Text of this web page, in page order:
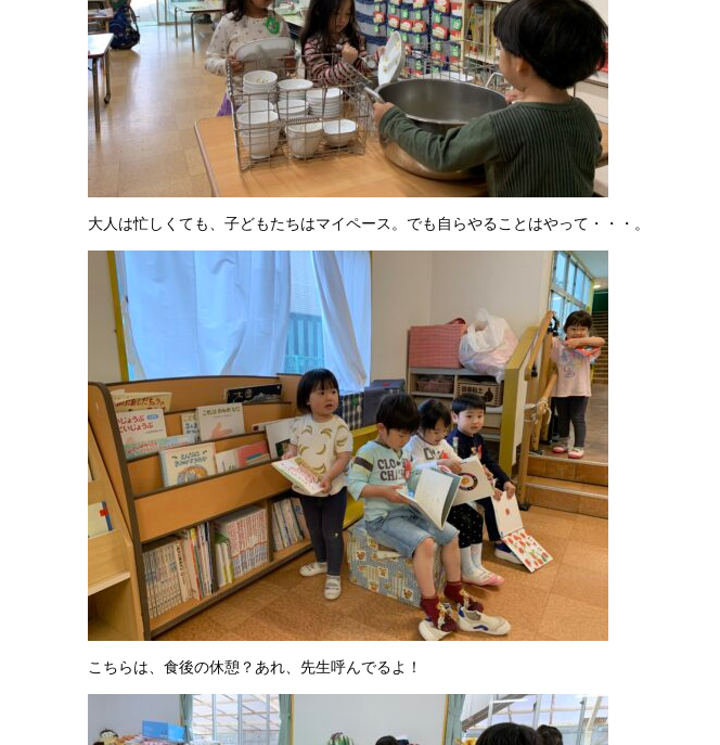
大人は忙しくても、子どもたちはマイペース。でも自らやることはやって・・・。
こちらは、食後の休憩？あれ、先生呼んでるよ！